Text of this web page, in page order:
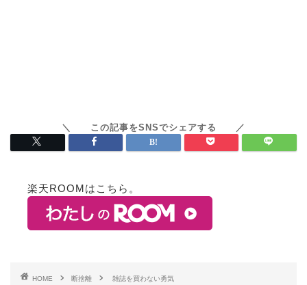
楽天ROOMはこちら。
HOME 断捨離 雑誌を買わない勇気